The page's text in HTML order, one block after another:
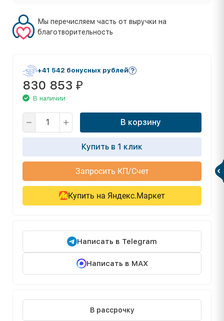
Мы перечисляем часть от выручки на
благотворительность
+41 542 бонусных рублей
830 853 ₽
В наличии
В корзину
Купить в 1 клик
Запросить КП/Счет
Купить на Яндекс.Маркет
Написать в Telegram
Написать в MAX
В рассрочку